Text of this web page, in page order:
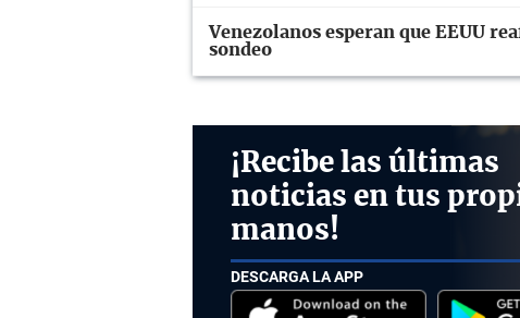
Venezolanos esperan que EEUU
sondeo
¡Recibe las últimas
noticias en tus
manos!
DESCARGA LA APP